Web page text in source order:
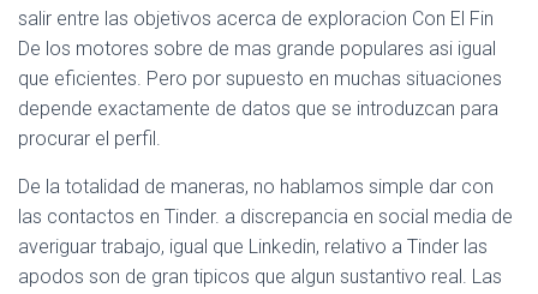
salir entre las objetivos acerca de exploracion Con El Fin
De los motores sobre de mas grande populares asi igual
que eficientes. Pero por supuesto en muchas situaciones
depende exactamente de datos que se introduzcan para
procurar el perfil.
De la totalidad de maneras, no hablamos simple dar con
las contactos en Tinder. a discrepancia en social media de
averiguar trabajo, igual que Linkedin, relativo a Tinder las
apodos son de gran tipicos que algun sustantivo real. Las